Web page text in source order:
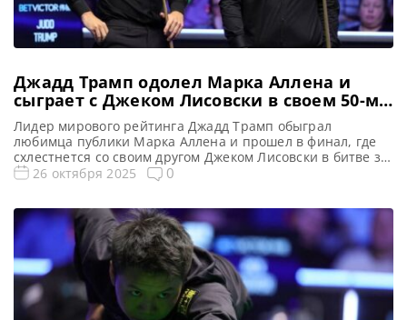
Джадд Трамп одолел Марка Аллена и
сыграет с Джеком Лисовски в своем 50-м
рейтинговом финале
Лидер мирового рейтинга Джадд Трамп обыграл
любимца публики Марка Аллена и прошел в финал, где
схлестнется со своим другом Джеком Лисовски в битве за
трофей Алекса Хиггинса и главный приз в размере 100
местному фавориту Марку Аллену со счетом 6-3 […]
26 октября 2025 0